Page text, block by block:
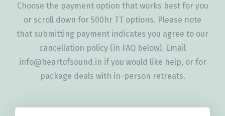
Choose the payment option that works best for you
or scroll down for 500hr TT options. Please note
that submitting payment indicates you agree to our
cancellation policy (in FAQ below). Email
info@heartofsound.in if you would like help, or for
package deals with in-person retreats.